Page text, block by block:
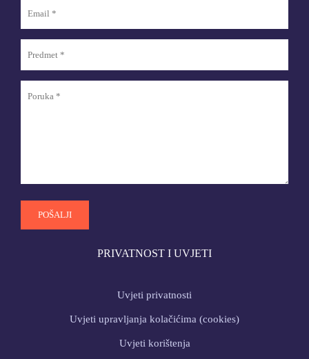
PRIVATNOST I UVJETI
Uvjeti privatnosti
Uvjeti upravljanja kolačićima (cookies)
Uvjeti korištenja